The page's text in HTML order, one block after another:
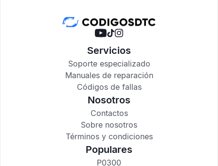
Servicios
Soporte especializado
Manuales de reparación
Códigos de fallas
Nosotros
Contactos
Sobre nosotros
Términos y condiciones
Populares
P0300